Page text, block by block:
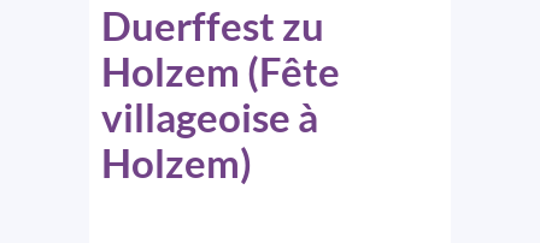
Duerffest zu
Holzem (Fête
villageoise à
Holzem)